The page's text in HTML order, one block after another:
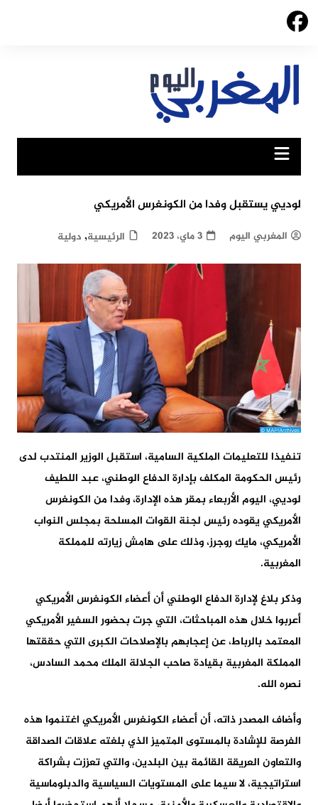
Skip
لوديي يستقبل وفدا من الكونغرس الأمريكي
المغربي اليوم 3 ماي، 2023 الرئيسية, دولية
تنفيذا للتعليمات الملكية السامية، استقبل الوزير المنتدب لدى
رئيس الحكومة المكلف بإدارة الدفاع الوطني، عبد اللطيف
لوديي، اليوم الأربعاء بمقر هذه الإدارة، وفدا من الكونغرس
الأمريكي يقوده رئيس لجنة القوات المسلحة بمجلس النواب
الأمريكي، مايك روجرز، وذلك على هامش زيارته للمملكة
المغربية.
وذكر بلاغ لإدارة الدفاع الوطني أن أعضاء الكونغرس الأمريكي
أعربوا خلال هذه المباحثات، التي جرت بحضور السفير الأمريكي
المعتمد بالرباط، عن إعجابهم بالإصلاحات الكبرى التي حققتها
المملكة المغربية بقيادة صاحب الجلالة الملك محمد السادس،
نصره الله.
وأضاف المصدر ذاته، أن أعضاء الكونغرس الأمريكي اغتنموا هذه
الفرصة للإشادة بالمستوى المتميز الذي بلغته علاقات الصداقة
والتعاون العريقة القائمة بين البلدين، والتي تعززت بشراكة
استراتيجية، لا سيما على المستويات السياسية والدبلوماسية